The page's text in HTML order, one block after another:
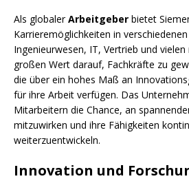
Als globalerArbeitgeber bietet
Karrieremöglichkeiten in
Ingenieurwesen, IT, Vertrieb und
großen Wert darauf, Fachkräfte zu
die über ein hohes Maß an
für ihre Arbeit verfügen. Das
Mitarbeitern die Chance, an
mitzuwirken und ihre Fähigkeiten
weiterzuentwickeln.
Innovation und